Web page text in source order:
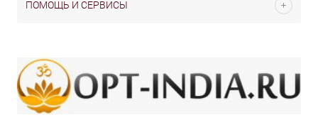
ПОМОЩЬ И СЕРВИСЫ